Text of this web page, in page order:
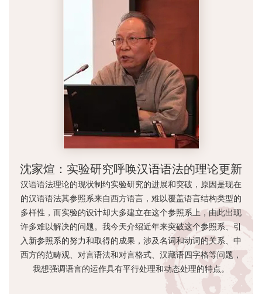
沈家煊：实验研究呼唤汉语语法的理论更新
汉语语法理论的现状制约实验研究的进展和突破，原因是现在
的汉语语法其参照系来自西方语言，难以覆盖语言结构类型的
多样性，而实验的设计却大多建立在这个参照系上，由此出现
许多难以解决的问题。我今天介绍近年来突破这个参照系、引
入新参照系的努力和取得的成果，涉及名词和动词的关系、中
西方的范畴观、对言语法和对言格式、汉藏语四字格等问题，
我想强调语言的运作具有平行处理和动态处理的特点。